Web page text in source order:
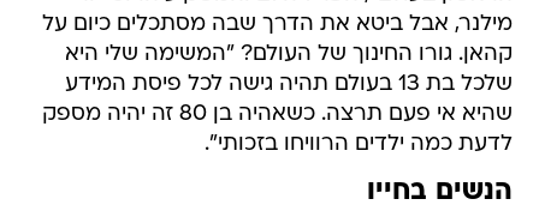
מילנר, אבל ביטא את הדרך שבה מסתכלים כיום על
קהאן. גורו החינוך של העולם? "המשימה שלי היא
שלכל בת 13 בעולם תהיה גישה לכל פיסת המידע
שהיא אי פעם תרצה. כשאהיה בן 80 זה יהיה מספק
לדעת כמה ילדים הרוויחו בזכותי".
הנשים בחייו